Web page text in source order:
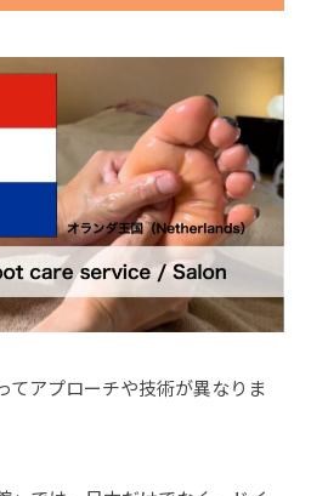
てアプローチや技術が異なりま